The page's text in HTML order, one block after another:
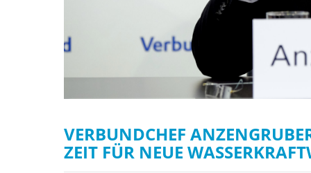
VERBUNDCHEF
ZEIT FÜR NEUE